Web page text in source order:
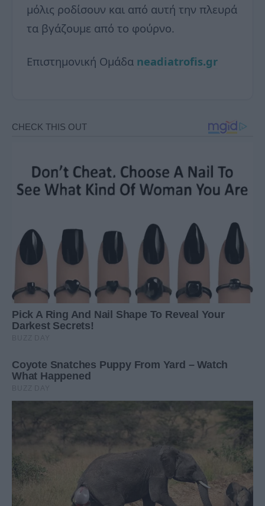
μόλις ροδίσουν και από αυτή την πλευρά
τα βγάζουμε από το φούρνο.
Επιστημονική Ομάδα neadiatrofis.gr